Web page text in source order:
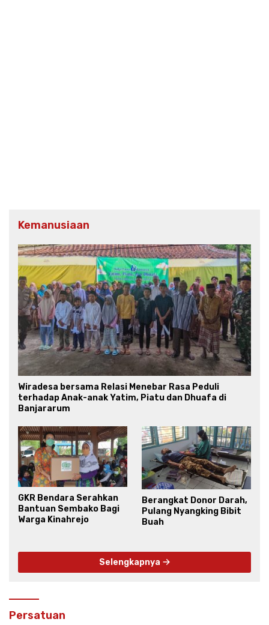
Kemanusiaan
Wiradesa bersama Relasi Menebar Rasa Peduli
terhadap Anak-anak Yatim, Piatu dan Dhuafa di
Banjararum
GKR Bendara Serahkan
Bantuan Sembako Bagi
Warga Kinahrejo
Berangkat Donor Darah,
Pulang Nyangking Bibit
Buah
Selengkapnya
Persatuan